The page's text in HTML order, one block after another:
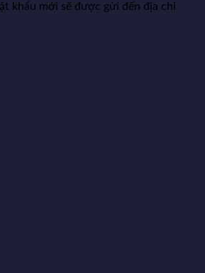
khẩu mới sẽ được gửi đến địa chỉ